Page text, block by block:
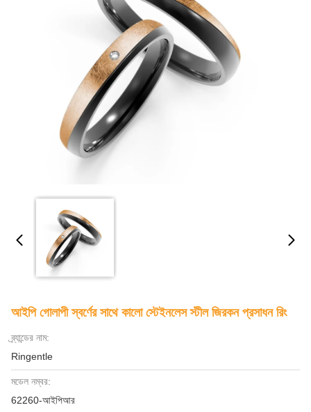
আইপি গোলাপী স্বর্ণের সাথে কালো স্টেইনলেস স্টীল জিরকন প্রসাধন রিং
ব্র্যান্ডের নাম:
Ringentle
মডেল নম্বর:
62260-আইপিআর